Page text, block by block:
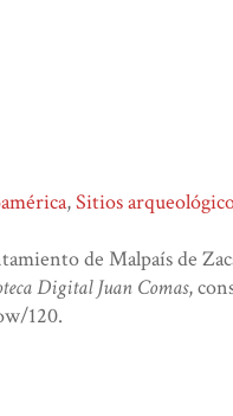
,Sitios
de Malpaís de
Digital Juan Comas,
120.